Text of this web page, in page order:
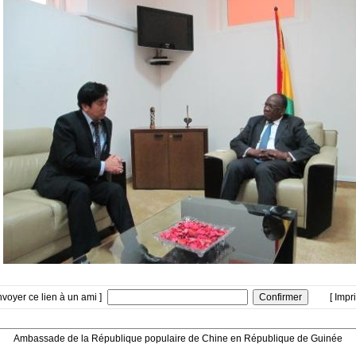
ce lien à un ami ] [
Ambassade de la République populaire de Chine en République de Guinée